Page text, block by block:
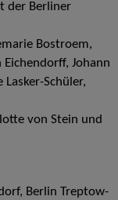
der Berliner
Bostroem,
Johann
Schüler,
von Stein und
Berlin Treptow-